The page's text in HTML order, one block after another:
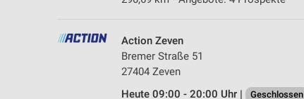
Action Zeven
Bremer Straße 51
27404 Zeven
Heute 09:00 - 20:00 Uhr |
Geschlossen